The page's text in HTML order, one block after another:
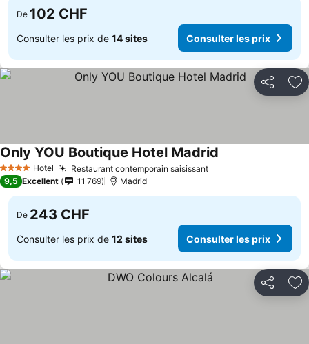
De 102 CHF
Consulter les prix de 14 sites Consulter les prix
Partager
4 Étoiles Hotel Restaurant contemporain saisissantConsulter les prix
Only YOU Boutique Hotel Madrid
9,5 Excellent 11 769 Madrid
De 243 CHF
Consulter les prix de 12 sites Consulter les prix
Partager